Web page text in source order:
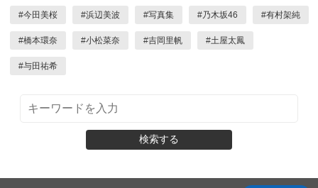
#今田美桜 #浜辺美波 #写真集 #乃木坂46 #有村架純
#橋本環奈 #小松菜奈 #吉岡里帆 #土屋太鳳
#与田祐希
検索する